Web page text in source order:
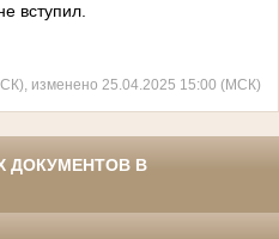
вступил.
изменено 25.04.2025 15:00 (МСК)
ДОКУМЕНТОВ В